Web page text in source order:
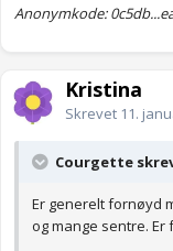
Anonymkode:
Kristina
Skrevet 11.
Courgette skrev
Er generelt fornøyd
og mange sentre.